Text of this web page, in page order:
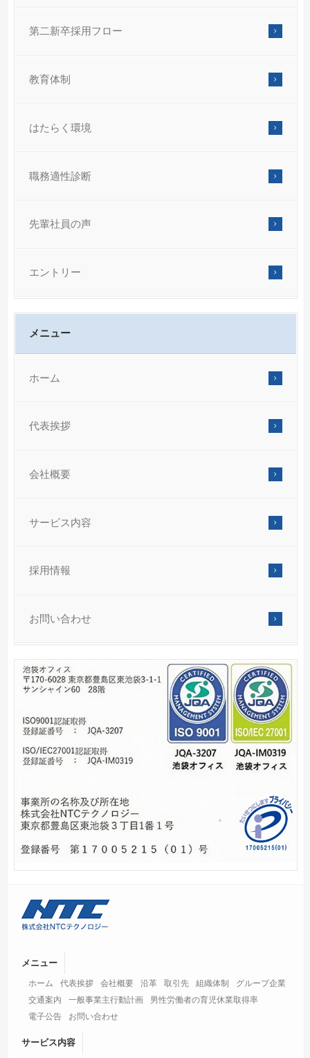
第二新卒採用フロー
教育体制
はたらく環境
職務適性診断
先輩社員の声
エントリー
メニュー
ホーム
代表挨拶
会社概要
サービス内容
採用情報
お問い合わせ
メニュー
ホーム 代表挨拶 会社概要 沿革 取引先 組織体制
グループ企業
交通案内
一般事業主行動計画
男性労働者の育児休業取得率
電子公告
お問い合わせ
サービス内容